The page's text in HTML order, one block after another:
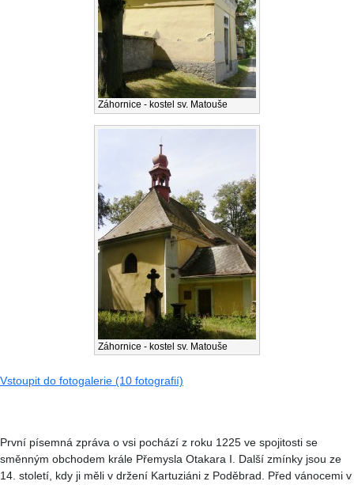
Záhornice - kostel sv. Matouše
Záhornice - kostel sv. Matouše
Vstoupit do fotogalerie (10 fotografií)
První písemná zpráva o vsi pochází z roku 1225 ve spojitosti se
směnným obchodem krále Přemysla Otakara I. Další zmínky jsou ze
14. století, kdy ji měli v držení Kartuziáni z Poděbrad. Před vánocemi v